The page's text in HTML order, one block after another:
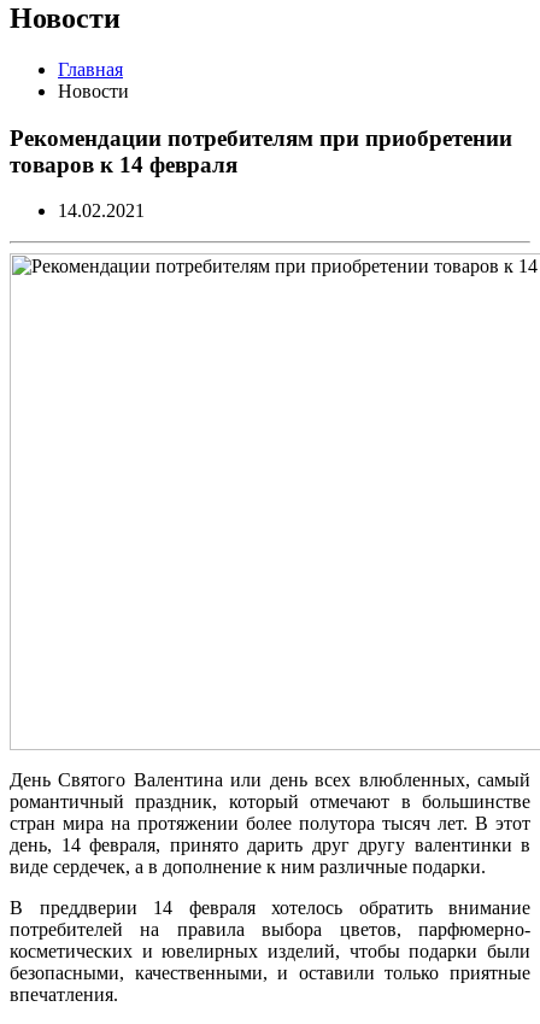
Новости
Главная
Новости
Рекомендации потребителям при приобретении
товаров к 14 февраля
14.02.2021
День Святого Валентина или день всех влюбленных, самый
романтичный праздник, который отмечают в большинстве
стран мира на протяжении более полутора тысяч лет. В этот
день, 14 февраля, принято дарить друг другу валентинки в
виде сердечек, а в дополнение к ним различные подарки.
В преддверии 14 февраля хотелось обратить внимание
потребителей на правила выбора цветов, парфюмерно-
косметических и ювелирных изделий, чтобы подарки были
безопасными, качественными, и оставили только приятные
впечатления.